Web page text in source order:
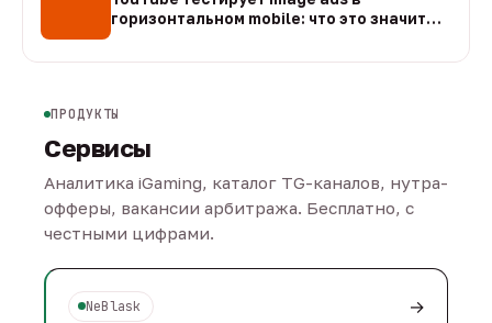
горизонтальном mobile: что это значит
ПРОДУКТЫ
Сервисы
Аналитика iGaming, каталог TG-каналов, нутра-
офферы, вакансии арбитража. Бесплатно, с
честными цифрами.
NeBlask →